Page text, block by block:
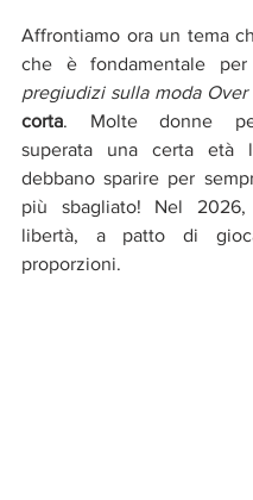
Affrontiamo ora un tema
pregiudizi sulla moda Over
corta. Molte donne
superata una certa età
debbano sparire per
più sbagliato! Nel
libertà, a patto di
proporzioni.